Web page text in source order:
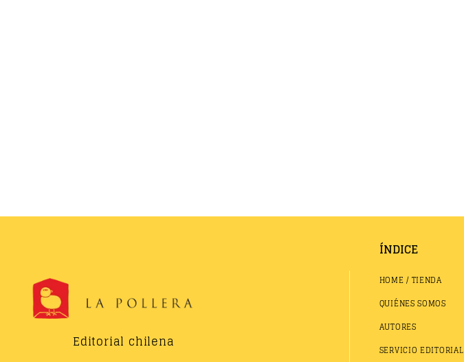
Editorial chilena
ÍNDICE
HOME / TIENDA
QUIÉNES SOMOS
AUTORES
SERVICIO EDITORIAL